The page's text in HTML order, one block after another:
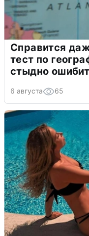
Справится
тест по
стыдно
6 августа 65